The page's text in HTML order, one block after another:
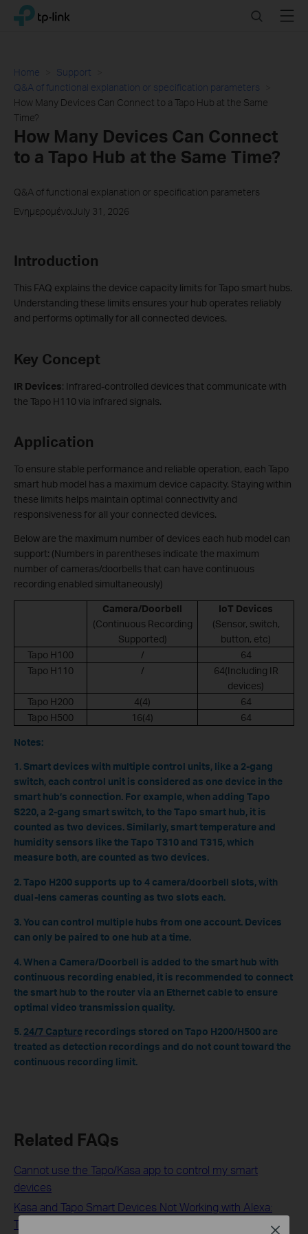
Click
navigation
TP-Link, Reliably Smart SearchMenu
Home
Support
Q&A of functional explanation or specification parameters
How Many Devices Can Connect to a Tapo Hub at the Same
Time?
How Many Devices Can Connect
to a Tapo Hub at the Same Time?
Q&A of functional explanation or specification parameters
ΕνημερομέναJuly 31, 2026
Introduction
This FAQ explains the device capacity limits for Tapo smart hubs.
Understanding these limits ensures your hub operates reliably
and performs optimally for all connected devices.
Key Concept
IR Devices: Infrared-controlled devices that communicate with
the Tapo H110 via infrared signals.
Application
To ensure stable performance and reliable operation, each Tapo
smart hub model has a maximum device capacity. Staying within
these limits helps maintain optimal connectivity and
responsiveness for all your connected devices.
Below are the maximum number of devices each hub model can
support: (Numbers in parentheses indicate the maximum
number of cameras/doorbells that can have continuous
recording enabled simultaneously)
Camera/Doorbell
(Continuous Recording
Supported)
IoT Devices
(Sensor, switch,
button, etc)
Tapo H100
/
64
Tapo H110
/
64(Including IR
devices)
Tapo H200
4(4)
64
Tapo H500
16(4) 64
Notes:
1. Smart devices with multiple control units, like a 2-gang
switch, each control unit is considered as one device in the
smart hub’s connection. For example, when adding Tapo
S220, a 2-gang smart switch, to the Tapo smart hub, it is
counted as two devices. Similarly, smart temperature and
humidity sensors like the Tapo T310 and T315, which
measure both, are counted as two devices.
2. Tapo H200 supports up to 4 camera/doorbell slots, with
dual-lens cameras counting as two slots each.
3. You can control multiple hubs from one account. Devices
can only be paired to one hub at a time.
4. When a Camera/Doorbell is added to the smart hub with
continuous recording enabled, it is recommended to connect
the smart hub to the router via an Ethernet cable to ensure
optimal video transmission quality.
5. 24/7 Capture recordings stored on Tapo H200/H500 are
treated as detection recordings and do not count toward the
continuous recording limit.
Related FAQs
Cannot use the Tapo/Kasa app to control my smart
devices
Kasa and Tapo Smart Devices Not Working with Alexa:
Troubleshooting Guide
Close